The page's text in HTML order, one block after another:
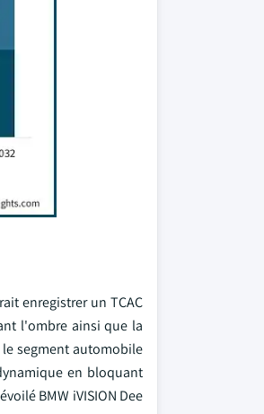
enregistrer un TCAC
l'ombre ainsi que la
segment automobile
en bloquant
BMW iVISION Dee